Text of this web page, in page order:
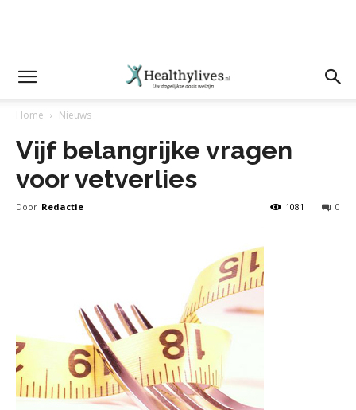
Home Nieuws
Vijf belangrijke vragen
voor vetverlies
Door Redactie 0
1081